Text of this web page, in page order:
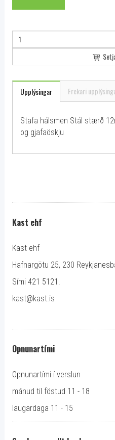
Upplýsingar Frekari
Stafa hálsmen Stál stærð
og gjafaöskju
Kast ehf
Kast ehf
Hafnargötu 25, 230
Sími 421 5121.
kast@kast.is
Opnunartími
Opnunartími í verslun
mánud til föstud 11 - 18
laugardaga 11 - 15